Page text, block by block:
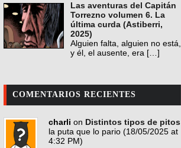
Las aventuras del Capitán
Torrezno volumen 6. La
última curda (Astiberri,
2025)
Alguien falta, alguien no está,
y él, el ausente, era […]
COMENTARIOS RECIENTES
charli on Distintos tipos de pitos
la puta que lo pario (18/05/2025 at
4:32 PM)